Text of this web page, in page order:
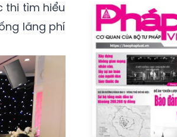
thi tìm hiểu
lãng phí